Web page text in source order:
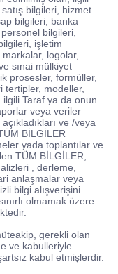
bilgileri, hizmet
bilgileri, banka
bilgileri,
işletim
logolar,
sınai mülkiyet
prosesler, formüller,
tertipler, modeller,
ilgili Taraf ya da onun
veya veriler
ve /veya
BİLGİLER
yada toplantılar ve
TÜM BİLGİLER;
, derleme,
anlaşmalar veya
bilgi alışverişini
olmamak üzere
gerekli olan
ve kabulleriyle
kabul etmişlerdir.